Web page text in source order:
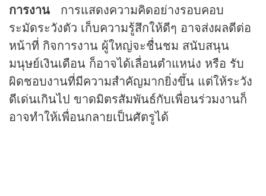
การงาน การแสดงความคิดอย่างรอบคอบ
ระมัดระวังตัว เก็บความรู้สึกให้ดีๆ อาจส่งผลดีต่อ
หน้าที่ กิจการงาน ผู้ใหญ่จะชื่นชม สนับสนุน
มนุษย์เงินเดือน ก็อาจได้เลื่อนตำแหน่ง หรือ รับ
ผิดชอบงานที่มีความสำคัญมากยิ่งขึ้น แต่ให้ระวัง
ดีเด่นเกินไป ขาดมิตรสัมพันธ์กับเพื่อนร่วมงานก็
อาจทำให้เพื่อนกลายเป็นศัตรูได้